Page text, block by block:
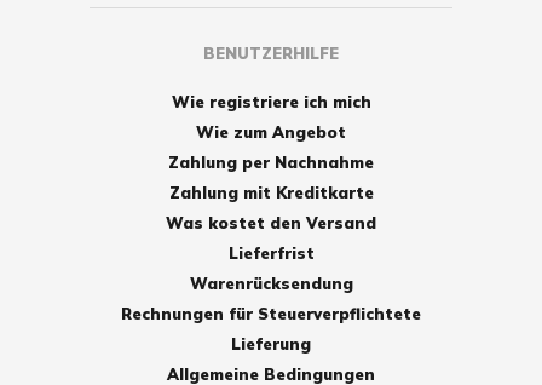
BENUTZERHILFE
Wie registriere ich mich
Wie zum Angebot
Zahlung per Nachnahme
Zahlung mit Kreditkarte
Was kostet den Versand
Lieferfrist
Warenrücksendung
Rechnungen für Steuerverpflichtete
Lieferung
Allgemeine Bedingungen